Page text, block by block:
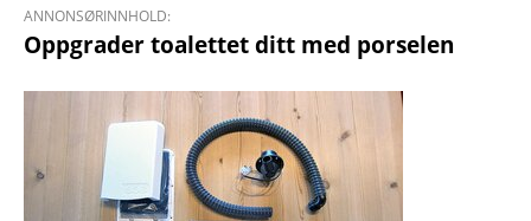
ANNONSØRINNHOLD:
Oppgrader toalettet ditt med porselen